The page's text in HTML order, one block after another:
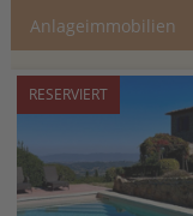
Anlageimmobilien
RESERVIERT